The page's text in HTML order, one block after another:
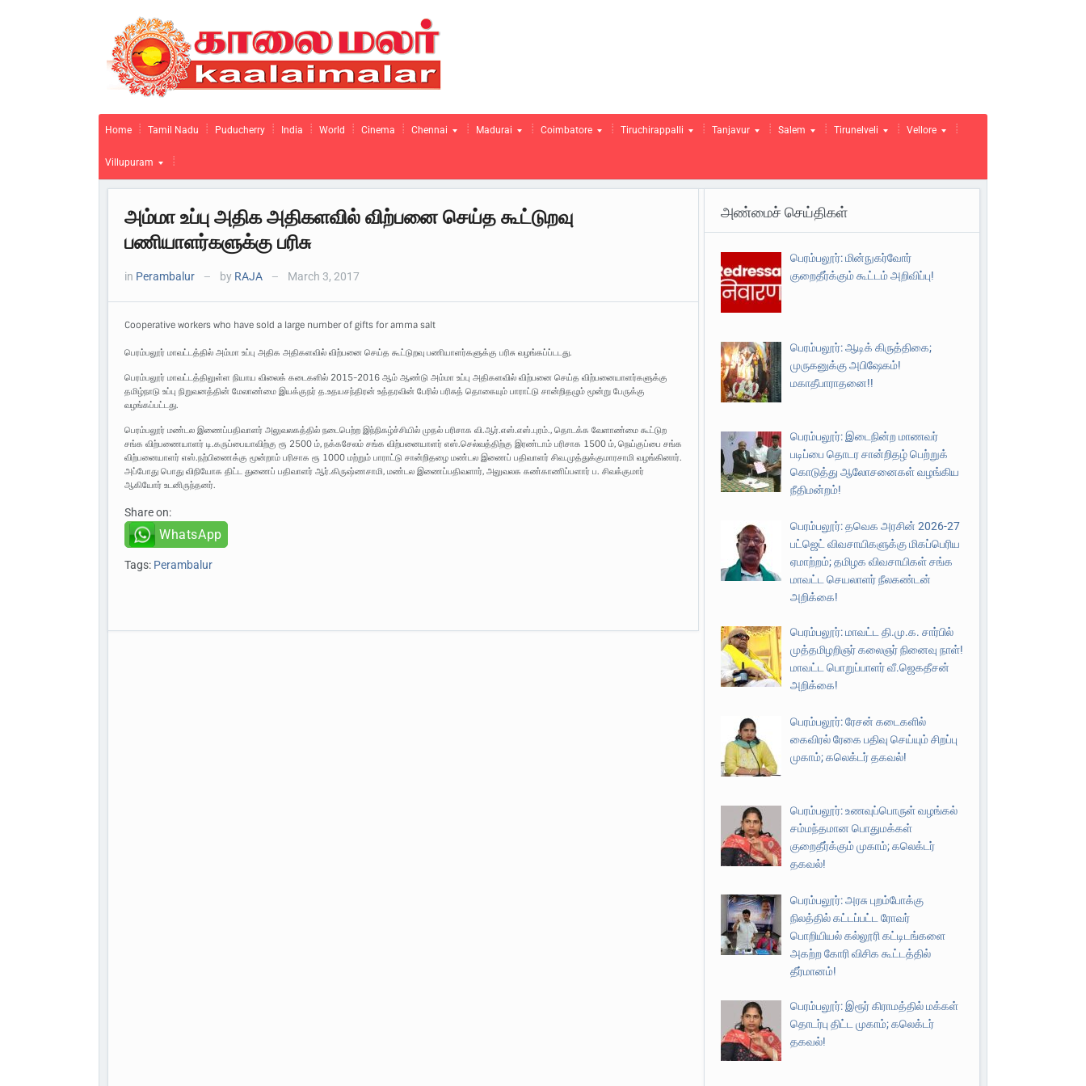
Home Tamil Nadu Puducherry India World Cinema Chennai Madurai Coimbatore Tiruchirappalli Tanjavur Salem Tirunelveli Vellore
Villupuram
அம்மா உப்பு அதிக அதிகளவில் விற்பனை செய்த கூட்டுறவு
பணியாளர்களுக்கு பரிசு
in Perambalur — by RAJA — March 3, 2017
Cooperative workers who have sold a large number of gifts for amma salt
பெரம்பலூர் மாவட்டத்தில் அம்மா உப்பு அதிக அதிகளவில் விற்பனை செய்த கூட்டுறவு பணியாளர்களுக்கு பரிசு வழங்கப்ப்டடது.
பெரம்பலூர் மாவட்டத்திலுள்ள நியாய விலைக் கடைகளில் 2015-2016 ஆம் ஆண்டு அம்மா உப்பு அதிகளவில் விற்பனை செய்த விற்பனையாளர்களுக்கு
தமிழ்நாடு உப்பு நிறுவனத்தின் மேலாண்மை இயக்குநர் த.உதயசந்திரன் உத்தரவின் பேரில் பரிசுத் தொகையும் பாராட்டு சான்றிதழும் மூன்று பேருக்கு
வழங்கப்பட்டது.
பெரம்பலூர் மண்டல இணைப்பதிவாளர் அலுவலகத்தில் நடைபெற்ற இந்நிகழ்ச்சியில் முதல் பரிசாக வி.ஆர்.எஸ்.எஸ்.புரம்., தொடக்க வேளாண்மை கூட்டுற
சங்க விற்பணையாளர் டி.கருப்பையாவிற்கு ரூ 2500 ம், நக்கசேலம் சங்க விற்பனையாளர் எஸ்.செல்வத்திற்கு இரண்டாம் பரிசாக 1500 ம், நெய்குப்பை சங்க
விற்பனையாளர் எஸ்.நற்பிணைக்கு மூன்றாம் பரிசாக ரூ 1000 மற்றும் பாராட்டு சான்றிதழை மண்டல இணைப் பதிவாளர் சிவ.முத்துக்குமாரசாமி வழங்கினார்.
அப்போது பொது விநியோக திட்ட துணைப் பதிவாளர் ஆர்.கிருஷ்ணசாமி, மண்டல இணைப்பதிவளார், அலுவலக கண்காணிப்பளார் ப. சிவக்குமார்
ஆகியோர் உடனிருந்தனர்.
Share on:
WhatsApp
Tags: Perambalur
அண்மைச் செய்திகள்
பெரம்பலூர்: மின்நுகர்வோர்
குறைதீர்க்கும் கூட்டம் அறிவிப்பு!
பெரம்பலூர்: ஆடிக் கிருத்திகை;
முருகனுக்கு அபிஷேகம்!
மகாதீபாராதனை!!
பெரம்பலூர்: இடைநின்ற மாணவர்
படிப்பை தொடர சான்றிதழ் பெற்றுக்
கொடுத்து ஆலோசனைகள் வழங்கிய
நீதிமன்றம்!
பெரம்பலூர்: தவெக அரசின் 2026-27
பட்ஜெட் விவசாயிகளுக்கு மிகப்பெரிய
ஏமாற்றம்; தமிழக விவசாயிகள் சங்க
மாவட்ட செயலாளர் நீலகண்டன்
அறிக்கை!
பெரம்பலூர்: மாவட்ட தி.மு.க. சார்பில்
முத்தமிழறிஞர் கலைஞர் நினைவு நாள்!
மாவட்ட பொறுப்பாளர் வீ.ஜெகதீசன்
அறிக்கை!
பெரம்பலூர்: ரேசன் கடைகளில்
கைவிரல் ரேகை பதிவு செய்யும் சிறப்பு
முகாம்; கலெக்டர் தகவல்!
பெரம்பலூர்: உணவுப்பொருள் வழங்கல்
சம்மந்தமான பொதுமக்கள்
குறைதீர்க்கும் முகாம்; கலெக்டர்
தகவல்!
பெரம்பலூர்: அரசு புறம்போக்கு
நிலத்தில் கட்டப்பட்ட ரோவர்
பொறியியல் கல்லூரி கட்டிடங்களை
அகற்ற கோரி விசிக கூட்டத்தில்
தீர்மானம்!
பெரம்பலூர்: இரூர் கிராமத்தில் மக்கள்
தொடர்பு திட்ட முகாம்; கலெக்டர்
தகவல்!